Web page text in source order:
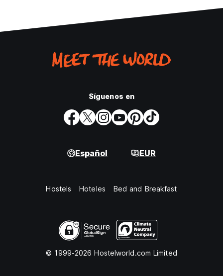
Síguenos en
Español EUR
Hostels Hoteles Bed and Breakfast
© 1999-2026 Hostelworld.com Limited